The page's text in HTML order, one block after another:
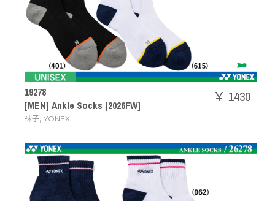
19278
[MEN] Ankle Socks [2026FW]
袜子, YONEX
￥ 1430